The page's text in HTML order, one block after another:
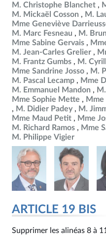
M. Christophe Blanchet
M. Mickaël Cosson
M.
Mme Geneviève
M. Marc Fesneau
M.
Mme Sabine Gervais
M. Jean-Carles Grelier
M. Frantz Gumbs
M.
Mme Sandrine Josso
M.
M. Pascal Lecamp
Mme
M. Emmanuel Mandon
Mme Sophie Mette
Mme
M. Didier Padey
M.
Mme Maud Petit
Mme
M. Richard Ramos
Mme
M. Philippe Vigier
ARTICLE 19 BIS
Supprimer les alinéas 8 à